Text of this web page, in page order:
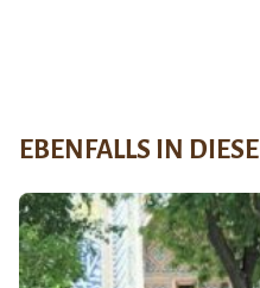
EBENFALLS IN